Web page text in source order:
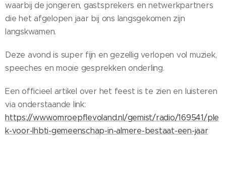
waarbij de jongeren, gastsprekers en netwerkpartners
die het afgelopen jaar bij ons langsgekomen zijn
langskwamen.
Deze avond is super fijn en gezellig verlopen vol muziek,
speeches en mooie gesprekken onderling.
Een officieel artikel over het feest is te zien en luisteren
via onderstaande link:
https://www.omroepflevoland.nl/gemist/radio/169541/ple
k-voor-lhbti-gemeenschap-in-almere-bestaat-een-jaar